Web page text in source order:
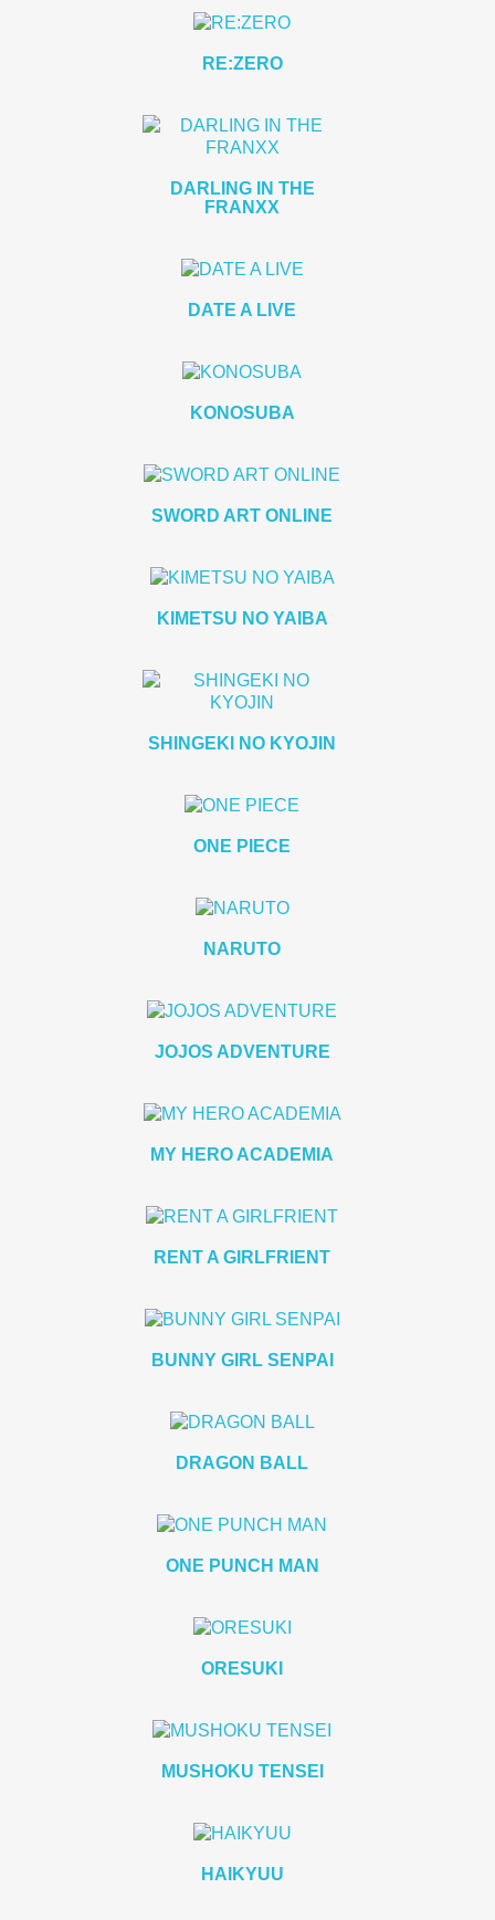
RE:ZERO
DARLING IN THE
FRANXX
DATE A LIVE
KONOSUBA
SWORD ART ONLINE
KIMETSU NO YAIBA
SHINGEKI NO KYOJIN
ONE PIECE
NARUTO
JOJOS ADVENTURE
MY HERO ACADEMIA
RENT A GIRLFRIENT
BUNNY GIRL SENPAI
DRAGON BALL
ONE PUNCH MAN
ORESUKI
MUSHOKU TENSEI
HAIKYUU